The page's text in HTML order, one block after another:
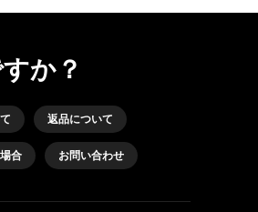
か？
返品について
合 お問い合わせ